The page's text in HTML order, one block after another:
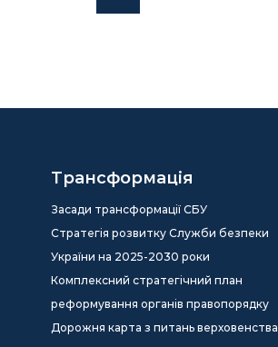
Трансформація
Засади трансформації СБУ
Стратегія розвитку Служби безпеки
України на 2025-2030 роки
Комплексний стратегічний план
реформування органів правопорядку
Дорожня карта з питань верховенства